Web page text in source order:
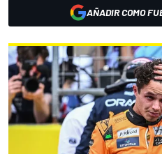
AÑADIR COMO